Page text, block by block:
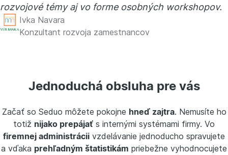
rozvojové témy aj vo forme osobných workshopov.
Ivka Navara
Konzultant rozvoja zamestnancov
Jednoduchá obsluha pre vás
Začať so Seduo môžete pokojne hneď zajtra. Nemusíte ho
totiž nijako prepájať s internými systémami firmy. Vo
firemnej administrácii vzdelávanie jednoducho spravujete
a vďaka prehľadným štatistikám priebežne vyhodnocujete